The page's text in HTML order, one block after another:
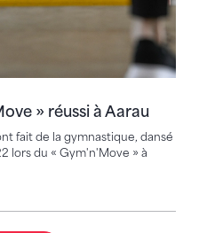
» réussi à Aarau
fait de la gymnastique, dansé
lors du « Gym'n'Move » à